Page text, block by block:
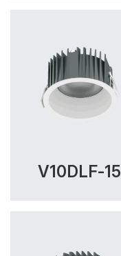
V10DLF-15